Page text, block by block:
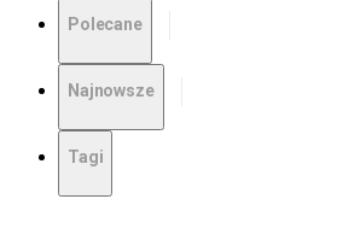
Polecane
Najnowsze
Tagi